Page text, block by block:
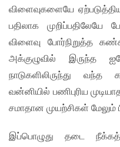
விளைவுகளையே
பதிலாக முறிப்பதிலேயே
விளைவு போர்நிறுத்த
அக்குழுவில் இருந்த
நாடுகளிலிருந்து
வன்னியில் பணிபுரிய
சமாதான முயற்சிகள்
இப்பொழுது தடை